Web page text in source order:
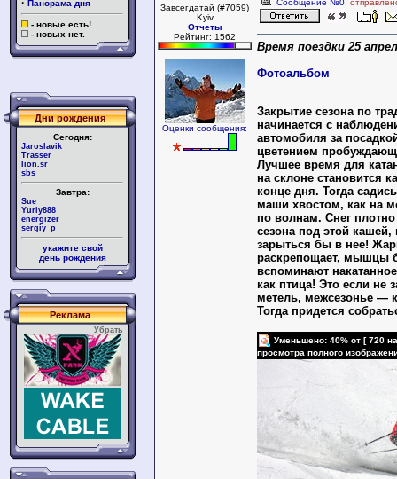
· Панорама дня
- новые есть!
- новых нет.
Дни рождения
Сегодня:
Jaroslavik
Trasser
lion.sr
sbs
Завтра:
Sue
Yuriy888
energizer
sergiy_p
укажите свой
день рождения
Реклама
Убрать
Завсегдатай (#7059)
Kyiv
Отчеты
Рейтинг: 1562
Оценки сообщения:
Сообщение №0 ,
Время поездки 25
Фотоальбом
Закрытие сезона по
начинается с
автомобиля за
цветением
Лучшее время для
на склоне становится
конце дня. Тогда
маши хвостом, как на
по волнам. Снег плотно
сезона под этой кашей,
зарыться бы в нее!
раскрепощает, мышцы
вспоминают
как птица! Это если не
метель, межсезонье —
Тогда придется
Уменьшено: 40% от [ 720
просмотра полного